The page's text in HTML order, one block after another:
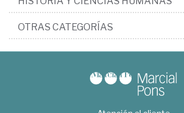
OTRAS CATEGORÍAS